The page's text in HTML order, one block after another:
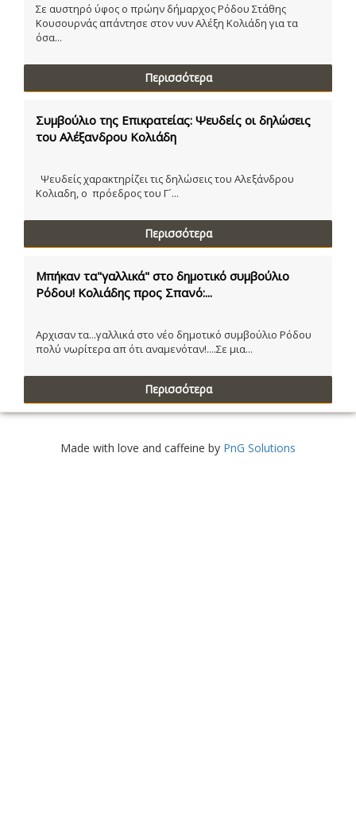
Σε αυστηρό ύφος ο πρώην δήμαρχος Ρόδου Στάθης
Κουσουρνάς απάντησε στον νυν Αλέξη Κολιάδη για τα
όσα...
Περισσότερα
Συμβούλιο της Επικρατείας: Ψευδείς οι δηλώσεις
του Αλέξανδρου Κολιάδη
Ψευδείς χαρακτηρίζει τις δηλώσεις του Αλεξάνδρου
Κολιαδη, ο πρόεδρος του Γ´...
Περισσότερα
Μπήκαν τα"γαλλικά" στο δημοτικό συμβούλιο
Ρόδου! Κολιάδης προς Σπανό:...
Αρχισαν τα...γαλλικά στο νέο δημοτικό συμβούλιο Ρόδου
πολύ νωρίτερα απ ότι αναμενόταν!....Σε μια...
Περισσότερα
Made with love and caffeine by PnG Solutions